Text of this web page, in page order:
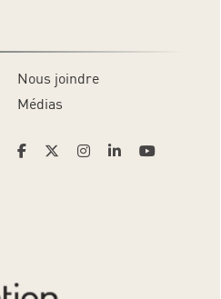
Nous joindre
Médias